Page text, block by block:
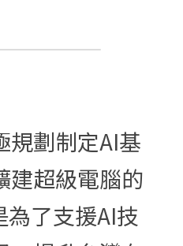
規劃制定AI基
建超級電腦的
了支援AI技